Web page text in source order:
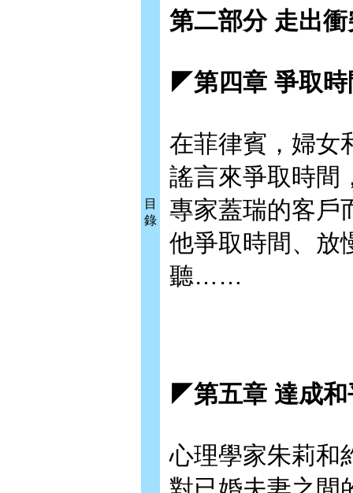
目
錄
第二部分 走出衝
◤第四章 爭取
在菲律賓，婦女
謠言來爭取時間
專家蓋瑞的客戶
他爭取時間、放
聽……
◤第五章 達成
心理學家朱莉和